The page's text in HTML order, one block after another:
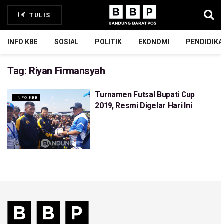
TULIS
INFO KBB SOSIAL POLITIK EKONOMI
Tag: Riyan Firmansyah
INFO KBB
Turnamen Futsal Bupati Cup
2019, Resmi Digelar Hari Ini